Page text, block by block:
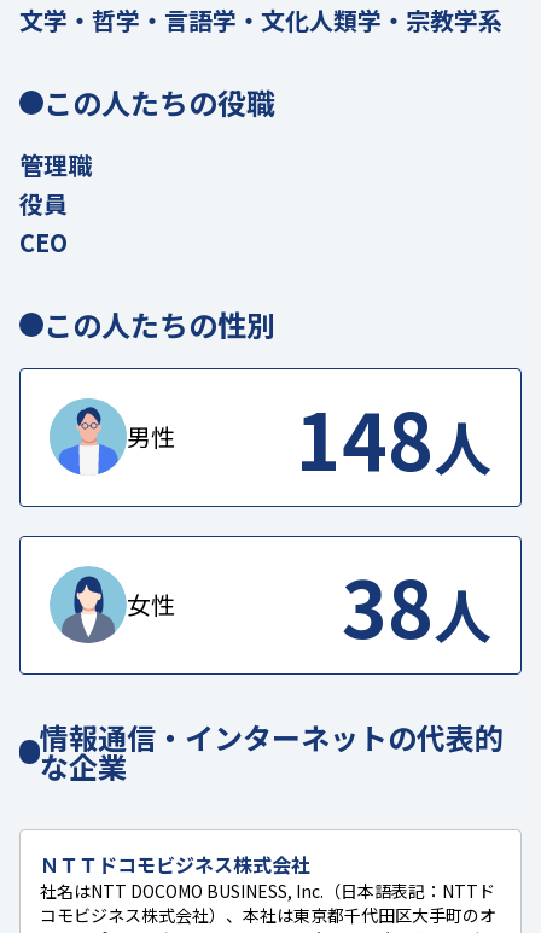
文学・哲学・言語学・文化人類学・宗教学系
この人たちの役職
管理職
役員
CEO
この人たちの性別
男性 148人
女性 38人
情報通信・インターネットの代表的
な企業
ＮＴＴドコモビジネス株式会社
社名はNTT DOCOMO BUSINESS, Inc.（日本語表記：NTTド
コモビジネス株式会社）、本社は東京都千代田区大手町のオ